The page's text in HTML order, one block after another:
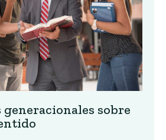
sobre